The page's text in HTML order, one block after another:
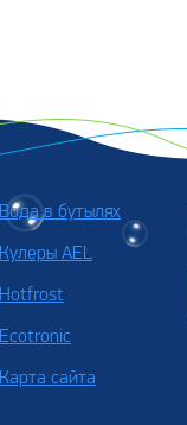
Вода в бутылях
Кулеры AEL
Hotfrost
Ecotronic
Карта сайта